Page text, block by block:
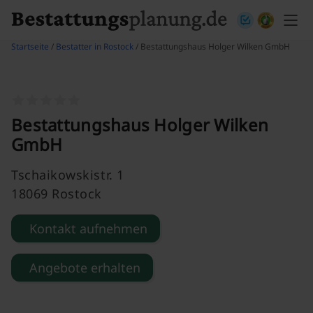
Startseite / Bestatter in Rostock/ Bestattungshaus Holger Wilken GmbH
Bestattungshaus Holger Wilken
GmbH
Tschaikowskistr. 1
18069 Rostock
Kontakt aufnehmen
Angebote erhalten